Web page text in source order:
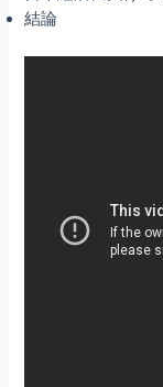
結論